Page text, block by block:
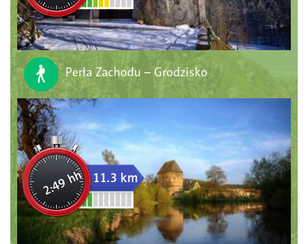
Perła Zachodu – Grodzisko
2:49 hh 11.3 km